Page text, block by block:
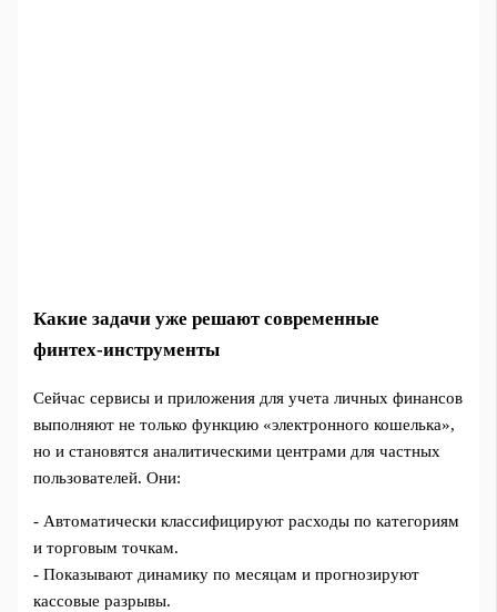
Какие задачи уже решают современные
финтех‑инструменты
Сейчас сервисы и приложения для учета личных финансов
выполняют не только функцию «электронного кошелька»,
но и становятся аналитическими центрами для частных
пользователей. Они:
- Автоматически классифицируют расходы по категориям
и торговым точкам.
- Показывают динамику по месяцам и прогнозируют
кассовые разрывы.